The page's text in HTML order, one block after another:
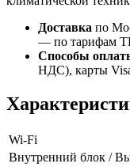
Доставка по
— по тарифам
Способы
НДС), карты
Wi-Fi
Внутренний блок /